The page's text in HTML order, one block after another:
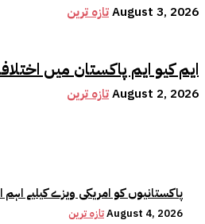
تازہ ترینAugust 3, 2026
ایم کیو ایم پاکستان میں
تازہ ترینAugust 2, 2026
پاکستانیوں کو امریکی ویزے کیلیے اہم
تازہ ترینAugust 4, 2026